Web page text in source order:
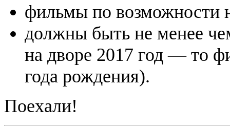
фильмы по возможности
должны быть не менее
на дворе 2017 год — то
года рождения).
Поехали!